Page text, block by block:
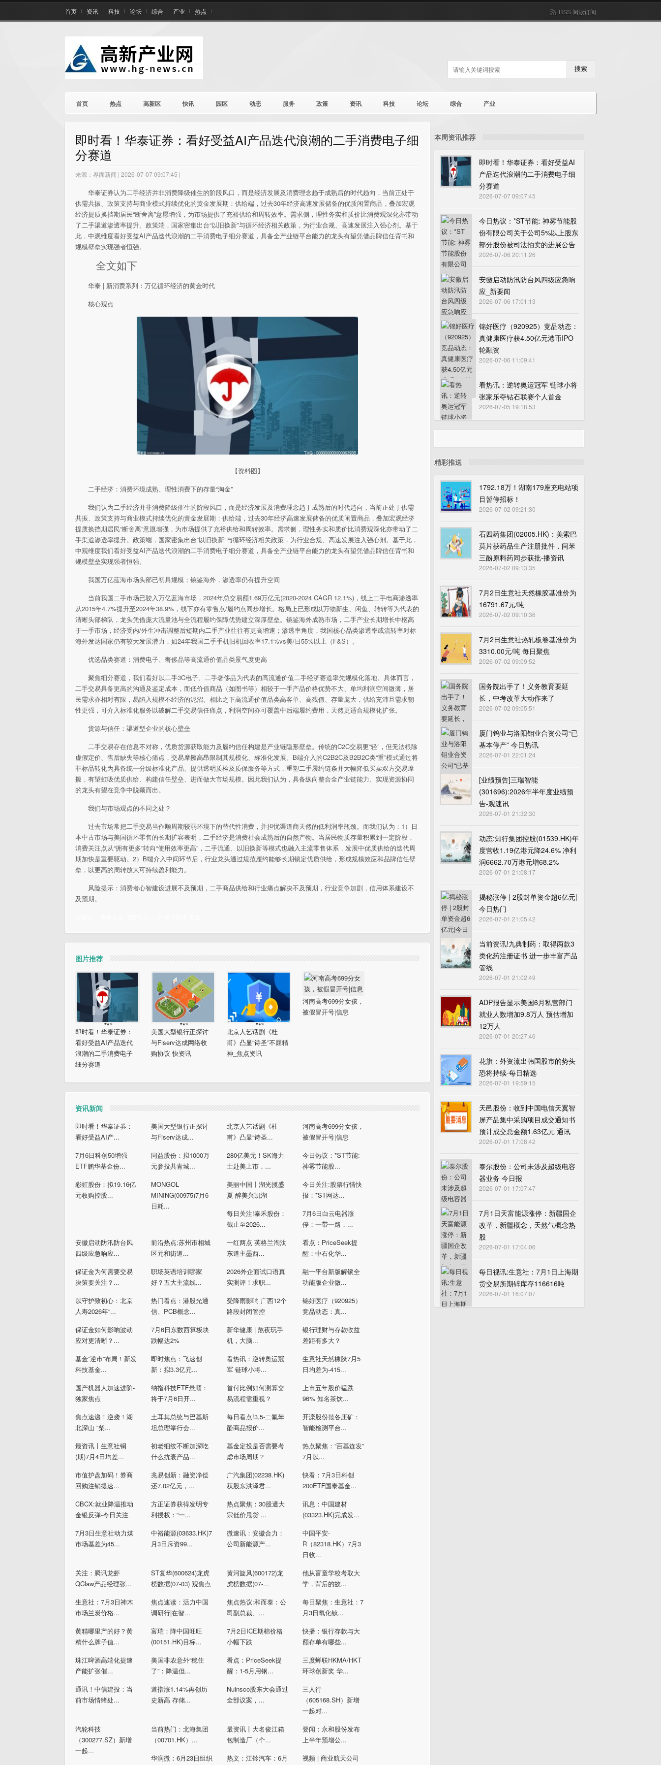
首页 资讯 科技 论坛 综合 产业 热点 RSS 阅读订阅
搜索
首页 热点 高新区 快讯 园区 动态 服务 政策 资讯 科技 论坛 综合 产业
即时看！华泰证券：看好受益AI产品迭代浪潮的二手消费电子细
分赛道
来源：界面新闻 | 2026-07-07 09:07:45 |
华泰证券认为二手经济并非消费降级催生的阶段风口，而是经济发展及消费理念趋于成熟后的时代趋向，当前正处于
供需共振、政策支持与商业模式持续优化的黄金发展期：供给端，过去30年经济高速发展储备的优质闲置商品，叠加宏观
经济提质换挡期居民“断舍离”意愿增强，为市场提供了充裕供给和周转效率。需求侧，理性务实和质价比消费观深化亦带动
了二手渠道渗透率提升。政策端，国家密集出台“以旧换新”与循环经济相关政策，为行业合规、高速发展注入强心剂。基于
此，中观维度看好受益AI产品迭代浪潮的二手消费电子细分赛道，具备全产业链平台能力的龙头有望凭借品牌信任背书和
规模壁垒实现强者恒强。
全文如下
华泰 | 新消费系列：万亿循环经济的黄金时代
核心观点
【资料图】
二手经济：消费环境成熟、理性消费下的存量“淘金”
我们认为二手经济并非消费降级催生的阶段风口，而是经济发展及消费理念趋于成熟后的时代趋向，当前正处于供需
共振、政策支持与商业模式持续优化的黄金发展期：供给端，过去30年经济高速发展储备的优质闲置商品，叠加宏观经济
提质换挡期居民“断舍离”意愿增强，为市场提供了充裕供给和周转效率。需求侧，理性务实和质价比消费观深化亦带动了二
手渠道渗透率提升。政策端，国家密集出台“以旧换新”与循环经济相关政策，为行业合规、高速发展注入强心剂。基于此，
中观维度我们看好受益AI产品迭代浪潮的二手消费电子细分赛道，具备全产业链平台能力的龙头有望凭借品牌信任背书和
规模壁垒实现强者恒强。
我国万亿蓝海市场头部已初具规模；镜鉴海外，渗透率仍有提升空间
当前我国二手市场已驶入万亿蓝海市场，2024年总交易额1.69万亿元(2020-2024 CAGR 12.1%)，线上二手电商渗透率
从2015年4.7%提升至2024年38.9%，线下亦有零售点/履约点同步增长。格局上已形成以万物新生、闲鱼、转转等为代表的
清晰头部梯队，龙头凭借庞大流量池与全流程履约保障优势建立深厚壁垒。镜鉴海外成熟市场，二手产业长期增长中枢高
于一手市场，经济受内/外生冲击调整后短期内二手产业往往有更高增速；渗透率角度，我国核心品类渗透率或流转率对标
海外发达国家仍有较大发展潜力，如24年我国二手手机旧机回收率17.1%vs美/日55%以上（F&S）。
优选品类赛道：消费电子、奢侈品等高流通价值品类景气度更高
聚焦细分赛道，我们看好以二手3C电子、二手奢侈品为代表的高流通价值二手经济赛道率先规模化落地。具体而言，
二手交易具备更高的沟通及鉴定成本，而低价值商品（如图书等）相较于一手产品价格优势不大、单均利润空间微薄，居
民需求亦相对有限，易陷入规模不经济的泥沼。相比之下高流通价值品类高客单、高残值、存量庞大，供给充沛且需求韧
性更强，可介入标准化服务以破解二手交易信任痛点，利润空间亦可覆盖中后端履约费用，天然更适合规模化扩张。
货源与信任：渠道型企业的核心壁垒
二手交易存在信息不对称，优质货源获取能力及履约信任构建是产业链隐形壁垒。传统的C2C交易更“轻”，但无法根除
虚假定价、售后缺失等核心痛点，交易摩擦高昂限制其规模化、标准化发展。B端介入的C2B2C及B2B2C类“重”模式通过将
非标品转化为具备统一分级标准化产品、提供透明质检及质保服务等方式，重塑二手履约链条并大幅降低买卖双方交易摩
擦，有望虹吸优质供给、构建信任壁垒、进而做大市场规模。因此我们认为，具备纵向整合全产业链能力、实现资源协同
的龙头有望在竞争中脱颖而出。
我们与市场观点的不同之处？
过去市场常把二手交易当作顺周期较弱环境下的替代性消费，并担忧渠道商天然的低利润率瓶颈。而我们认为：1）日
本中古市场与美国循环零售的长期扩容表明，二手经济是消费社会成熟后的自然产物。当居民物质存量积累到一定阶段，
消费关注点从“拥有更多”转向“使用效率更高”，二手流通、以旧换新等模式也融入主流零售体系，发展中优质供给的迭代周
期加快是重要驱动。2）B端介入中间环节后，行业龙头通过规范履约能够长期锁定优质供给，形成规模效应和品牌信任壁
垒，以更高的周转放大可持续盈利能力。
风险提示：消费者心智建设进展不及预期，二手商品供给和行业痛点解决不及预期，行业竞争加剧，信用体系建设不
及预期。
图片推荐
即时看！华泰证券：
看好受益AI产品迭代
浪潮的二手消费电子
细分赛道
美国大型银行正探讨
与Fiserv达成网络收
购协议 快资讯
北京人艺话剧《杜
甫》凸显“诗圣”不屈精
神_焦点资讯
河南高考699分女孩，
被假冒开号|信息
资讯新闻
即时看！华泰证券：
看好受益AI产...
美国大型银行正探讨
与Fiserv达成...
北京人艺话剧《杜
甫》凸显“诗圣...
河南高考699分女孩，
被假冒开号|信息
7月6日科创50增强
ETF鹏华基金份...
同益股份：拟1000万
元参投共青城...
280亿美元！SK海力
士赴美上市，...
今日热议：*ST节能:
神雾节能股...
彩虹股份：拟19.16亿
元收购控股...
MONGOL
MINING(00975)7月6
日耗...
美丽中国丨湖光揽盛
夏 醉美兴凯湖
今日关注:股票行情快
报：*ST网达...
每日关注!泰禾股份：
截止至2026...
7月6日白云电器涨
停：一带一路，...
安徽启动防汛防台风
四级应急响应...
前沿热点:苏州市相城
区元和街道...
一红两点 英格兰淘汰
东道主墨西...
看点：PriceSeek提
醒：中石化华...
保证金为何需要交易
决策要关注？...
职场英语培训哪家
好？五大主流线...
2026外企面试口语真
实测评！求职...
融一平台新版解锁全
功能版企业微...
以守护致初心：北京
人寿2026年“...
热门看点：港股光通
信、PCB概念...
受降雨影响 广西12个
路段封闭管控
锦好医疗（920925）
竞品动态：真...
保证金如何影响波动
应对更清晰？...
7月6日东数西算板块
跌幅达2%
新华健康 | 熬夜玩手
机，大脑...
银行理财与存款收益
差距有多大？
基金“逆市”布局！新发
科技基金...
即时焦点：飞速创
新：拟3.3亿元...
看热讯：逆转奥运冠
军 链球小将...
生意社天然橡胶7月5
日均差为-415...
国产机器人加速进阶-
独家焦点
纳指科技ETF景顺：
将于7月6日开...
首付比例如何测算交
易流程需重视？
上市五年股价猛跌
96% 知名茶饮...
焦点速递！逆袭！湖
北深山 “柴...
土耳其总统与巴基斯
坦总理举行会...
每日看点!3,5-二氟苯
酚商品报价...
开滦股份范各庄矿：
智能检测平台...
最资讯丨生意社铜
(期)7月4日均差...
初老细纹不断加深吃
什么抗衰产品...
基金定投是否需要考
虑市场周期？
热点聚焦：“百基连发”
7月以...
市值护盘加码！券商
回购注销提速...
兆易创新：融资净偿
还7.02亿元，...
广汽集团(02238.HK)
获股东洪泽君...
快看：7月3日科创
200ETF国泰基金...
CBCX:就业降温推动
金银反弹-今日关注
方正证券获得发明专
利授权：“一...
热点聚焦：30股遭大
宗低价甩货 ...
讯息：中国建材
(03323.HK)完成发...
7月3日生意社动力煤
市场基差为45...
中裕能源(03633.HK)7
月3日斥资99...
微速讯：安徽合力：
公司新能源产...
中国平安-
R（82318.HK）7月3
日收...
关注：腾讯龙虾
QClaw产品经理张...
ST复华(600624)龙虎
榜数据(07-03) 观焦点
黄河旋风(600172)龙
虎榜数据(07-...
他从盲童学校考取大
学，背后的故...
生意社：7月3日神木
市场兰炭价格...
焦点速读：活力中国
调研行|在智...
焦点热议:和而泰：公
司副总裁、...
每日聚焦：生意社：7
月3日氧化钬...
黄精哪里产的好？黄
精什么牌子值...
富瑞：降中国旺旺
(00151.HK)目标...
7月2日ICE期棉价格
小幅下跌
快播：银行存款与大
额存单有哪些...
珠江啤酒高端化提速
产能扩张催...
美国非农意外“稳住
了”：降温但...
看点：PriceSeek提
醒：1-5月用钢...
三度蝉联HKMA/HKT
环球创新奖 华...
通讯！中信建投：当
前市场情绪处...
道指涨1.14%再创历
史新高 存储...
Nuinsco股东大会通过
全部议案，...
三人行
（605168.SH）新增
一起对...
汽轮科技
（300277.SZ）新增
一起...
当前热门：北海集团
（00701.HK）...
最资讯丨大名俊江箱
包制造厂（个...
要闻：永和股份发布
上半年预增公...
华润微：6月23日组织
热文：江铃汽车：6月
视频 | 商业航天公司
本周资讯推荐
即时看！华泰证券：看好受益AI
产品迭代浪潮的二手消费电子细
分赛道
2026-07-07 09:07:45
今日热议：*ST节能: 神雾节能股
份有限公司关于公司5%以上股东
部分股份被司法拍卖的进展公告
2026-07-06 20:11:26
安徽启动防汛防台风四级应急响
应_新要闻
2026-07-06 17:01:13
锦好医疗（920925）竞品动态：
真健康医疗获4.50亿元港币IPO
轮融资
2026-07-06 11:09:41
看热讯：逆转奥运冠军 链球小将
张家乐夺钻石联赛个人首金
2026-07-05 19:18:53
精彩推送
1792.18万！湖南179座充电站项
目暂停招标！
2026-07-02 09:21:30
石四药集团(02005.HK)：美索巴
莫片获药品生产注册批件，间苯
三酚原料药同步获批-播资讯
2026-07-02 09:13:35
7月2日生意社天然橡胶基准价为
16791.67元/吨
2026-07-02 09:10:36
7月2日生意社热轧板卷基准价为
3310.00元/吨 每日聚焦
2026-07-02 09:09:52
国务院出手了！义务教育要延
长，中考改革大动作来了
2026-07-02 09:05:51
厦门钨业与洛阳钼业合资公司“已
基本停产” 今日热讯
2026-07-01 22:01:24
[业绩预告]三瑞智能
(301696):2026年半年度业绩预
告-观速讯
2026-07-01 21:32:30
动态:知行集团控股(01539.HK)年
度营收1.19亿港元降24.6% 净利
润6662.70万港元增68.2%
2026-07-01 21:08:17
揭秘涨停 | 2股封单资金超6亿元|
今日热门
2026-07-01 21:05:42
当前资讯!九典制药：取得两款3
类化药注册证书 进一步丰富产品
管线
2026-07-01 21:02:49
ADP报告显示美国6月私营部门
就业人数增加9.8万人 预估增加
12万人
2026-07-01 20:27:46
花旗：外资流出韩国股市的势头
恐将持续-每日精选
2026-07-01 19:59:15
天邑股份：收到中国电信天翼智
屏产品集中采购项目成交通知书
预计成交总金额1.63亿元 通讯
2026-07-01 17:08:42
泰尔股份：公司未涉及超级电容
器业务 今日报
2026-07-01 17:07:47
7月1日天富能源涨停：新疆国企
改革，新疆概念，天然气概念热
股
2026-07-01 17:04:06
每日视讯:生意社：7月1日上海期
货交易所期锌库存116616吨
2026-07-01 16:07:07